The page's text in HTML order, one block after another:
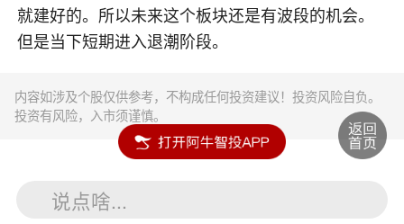
就建好的。所以未来这个板块还是有波段的机会。
但是当下短期进入退潮阶段。
内容如涉及个股仅供参考，不构成任何投资建议！投资风险自负。
投资有风险，入市须谨慎。
说点啥...